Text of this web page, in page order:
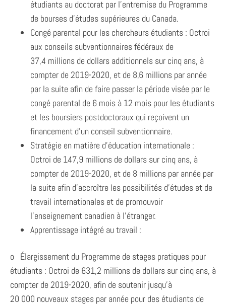
étudiants au doctorat par l’entremise du Programme
de bourses d’études supérieures du Canada.
Congé parental pour les chercheurs étudiants : Octroi
aux conseils subventionnaires fédéraux de
37,4 millions de dollars additionnels sur cinq ans, à
compter de 2019-2020, et de 8,6 millions par année
par la suite afin de faire passer la période visée par le
congé parental de 6 mois à 12 mois pour les étudiants
et les boursiers postdoctoraux qui reçoivent un
financement d’un conseil subventionnaire.
Stratégie en matière d’éducation internationale :
Octroi de 147,9 millions de dollars sur cinq ans, à
compter de 2019-2020, et de 8 millions par année par
la suite afin d’accroître les possibilités d’études et de
travail internationales et de promouvoir
l’enseignement canadien à l’étranger.
Apprentissage intégré au travail :
o Élargissement du Programme de stages pratiques pour
étudiants : Octroi de 631,2 millions de dollars sur cinq ans, à
compter de 2019-2020, afin de soutenir jusqu’à
20 000 nouveaux stages par année pour des étudiants de